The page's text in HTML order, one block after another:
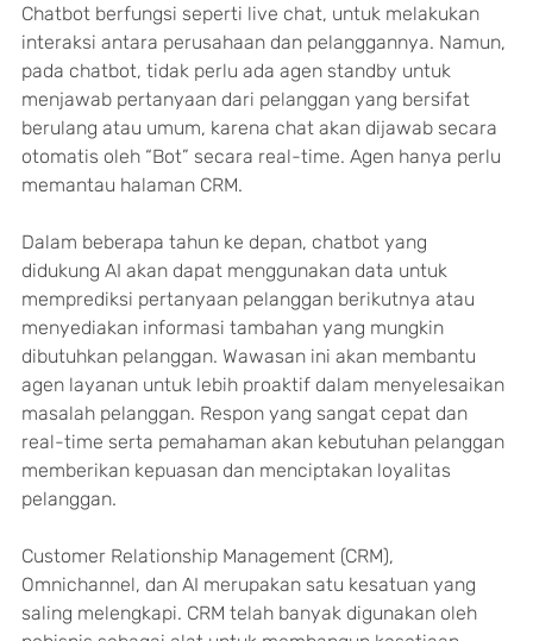
Chatbot berfungsi seperti live chat, untuk melakukan
interaksi antara perusahaan dan pelanggannya. Namun,
pada chatbot, tidak perlu ada agen standby untuk
menjawab pertanyaan dari pelanggan yang bersifat
berulang atau umum, karena chat akan dijawab secara
otomatis oleh “Bot” secara real-time. Agen hanya perlu
memantau halaman CRM.
Dalam beberapa tahun ke depan, chatbot yang
didukung AI akan dapat menggunakan data untuk
memprediksi pertanyaan pelanggan berikutnya atau
menyediakan informasi tambahan yang mungkin
dibutuhkan pelanggan. Wawasan ini akan membantu
agen layanan untuk lebih proaktif dalam menyelesaikan
masalah pelanggan. Respon yang sangat cepat dan
real-time serta pemahaman akan kebutuhan pelanggan
memberikan kepuasan dan menciptakan loyalitas
pelanggan.
Customer Relationship Management (CRM),
Omnichannel, dan AI merupakan satu kesatuan yang
saling melengkapi. CRM telah banyak digunakan oleh